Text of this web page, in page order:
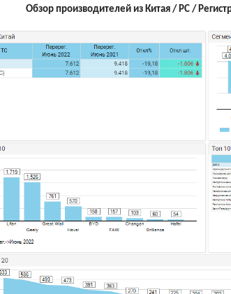
Обзор производителей из Китая / РС /